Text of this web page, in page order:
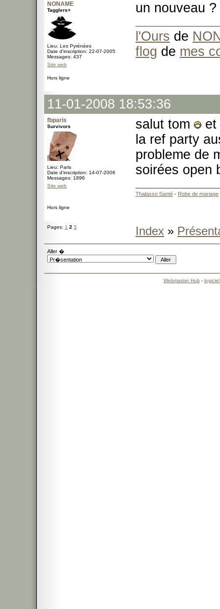
NONAME
Tagglers+
Lieu: Les Pyrénées
Date d'inscription: 22-07-2005
Messages: 437
Site web
un nouveau
l'Ours de
flog de mes
Hors ligne
11-01-2008 18:53:36
fbparis
Survivors
Lieu: Paris
Date d'inscription: 14-07-2006
Messages: 1896
Site web
salut tom
et
la ref party
probleme de
soirées open
Thalasso Santé - Robe de mariage
Hors ligne
Pages: 1 2 3 Index »
Aller �
Webmaster Hub -